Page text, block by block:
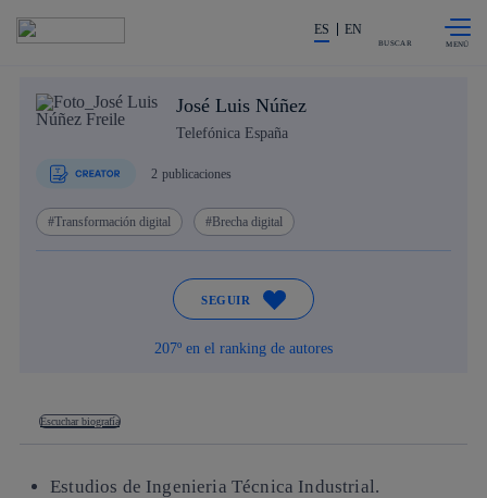
La acción en accionistas e
ES EN
BUSCAR
José Luis Núñez
Telefónica España
2 publicaciones
Transformación digital Brecha digital
SEGUIR
207º en el ranking de autores
Escuchar biografía
Estudios de Ingenieria Técnica Industrial.